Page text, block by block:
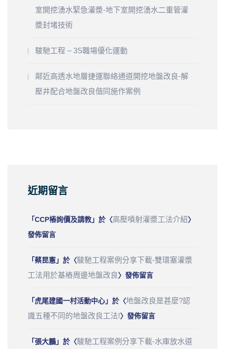
室開挖湧水緊急灌漿-地下室開挖湧水二重管灌
漿封堵技術
駿馳工程 – 3S職場優化運動
鄰近高透水地層捷運聯絡通道開挖地盤改良-解
壓井配合地盤改良偕同施作案例
近期留言
「CCP樁詢價及請教」於〈高壓噴射灌漿工法介紹〉
發佈留言
「蔡昆憲」於〈駿馳工程案例分享下載-雙環塞灌漿
工法用於基樁周邊地盤改良〉發佈留言
「 虎尾建國一村活動中心」於〈地盤改良是甚麼?認
識五種不同的地盤改良工法!〉發佈留言
「張大鵬」於〈駿馳工程案例分享下載-水庫放水道